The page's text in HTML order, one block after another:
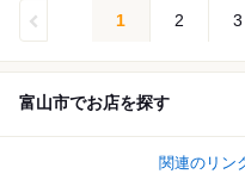
1 2 3
富山市でお店を探す
関連のリン